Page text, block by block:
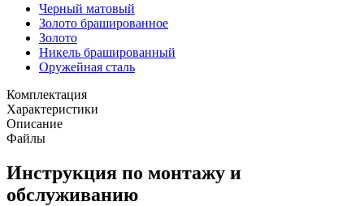
Черный матовый
Золото брашированное
Золото
Никель брашированный
Оружейная сталь
Комплектация
Характеристики
Описание
Файлы
Инструкция по монтажу и
обслуживанию